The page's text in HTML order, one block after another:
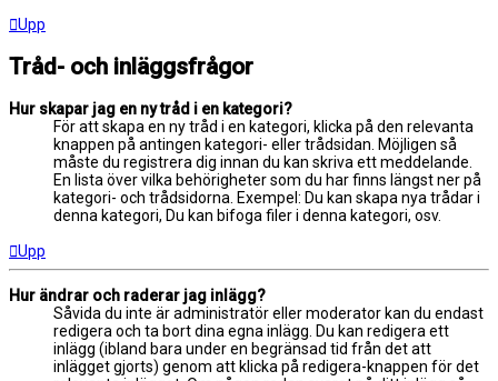
Upp
Tråd- och inläggsfrågor
Hur skapar jag en ny tråd i en kategori?
För att skapa en ny tråd i en kategori, klicka på den relevanta
knappen på antingen kategori- eller trådsidan. Möjligen så
måste du registrera dig innan du kan skriva ett meddelande.
En lista över vilka behörigheter som du har finns längst ner på
kategori- och trådsidorna. Exempel: Du kan skapa nya trådar i
denna kategori, Du kan bifoga filer i denna kategori, osv.
Upp
Hur ändrar och raderar jag inlägg?
Såvida du inte är administratör eller moderator kan du endast
redigera och ta bort dina egna inlägg. Du kan redigera ett
inlägg (ibland bara under en begränsad tid från det att
inlägget gjorts) genom att klicka på redigera-knappen för det